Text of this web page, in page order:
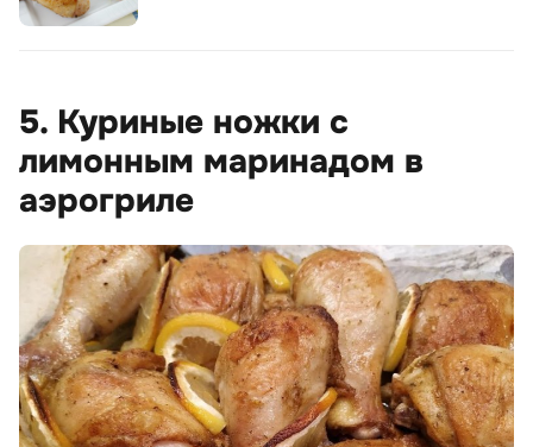
5. Куриные ножки с
лимонным маринадом в
аэрогриле